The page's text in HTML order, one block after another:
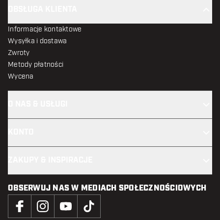
Informacje kontaktowe
Wysyłka i dostawa
Zwroty
Metody płatności
Wycena
OBSERWUJ NAS W MEDIACH SPOŁECZNOŚCIOWYCH